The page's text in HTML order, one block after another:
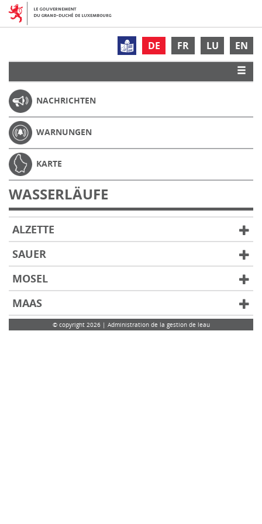
DE FR LU EN
NACHRICHTEN
WARNUNGEN
KARTE
WASSERLÄUFE
ALZETTE
SAUER
MOSEL
MAAS
© copyright 2026 | Administration de la gestion de leau